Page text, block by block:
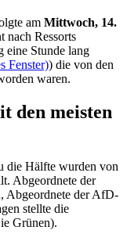
am Mittwoch, 14.
nach Ressorts
eine Stunde lang
Fenster)) die von den
waren.
den meisten
die Hälfte wurden von
Abgeordnete der
Abgeordnete der AfD-
stellte die
Grünen).